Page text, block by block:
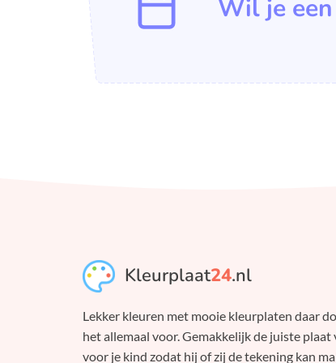
Wil je
Kleurplaat24.nl
Lekker kleuren met mooie kleurplaten daar
het allemaal voor. Gemakkelijk de juiste plaat
voor je kind zodat hij of zij de tekening kan